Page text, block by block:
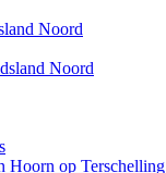
Noord
Noord
Hoorn op Terschelling